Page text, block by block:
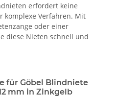
erfordert keine
komplexe Verfahren. Mit
oder einer
diese Nieten schnell und
für Göbel Blindniete
mm in Zinkgelb